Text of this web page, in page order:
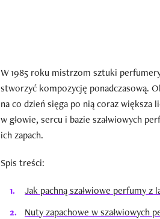
W 1985 roku mistrzom sztuki
stworzyć kompozycję ponadczasową.
na co dzień sięga po nią coraz większa
w głowie, sercu i bazie szałwiowych
ich zapach.
Spis treści:
Jak pachną szałwiowe perfumy z
Nuty zapachowe w szałwiowych